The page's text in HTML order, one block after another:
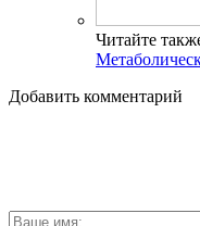
Беспокоит кровь во
Таблетки от аритмии
Определение